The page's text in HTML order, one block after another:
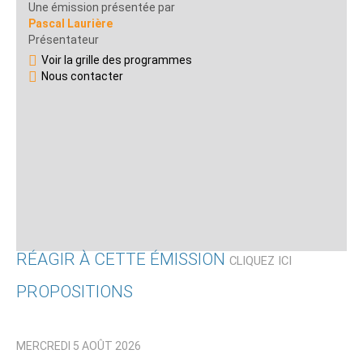
Une émission présentée par
Pascal Laurière
Présentateur
Voir la grille des programmes
Nous contacter
RÉAGIR À CETTE ÉMISSION CLIQUEZ ICI
PROPOSITIONS
MERCREDI 5 AOÛT 2026